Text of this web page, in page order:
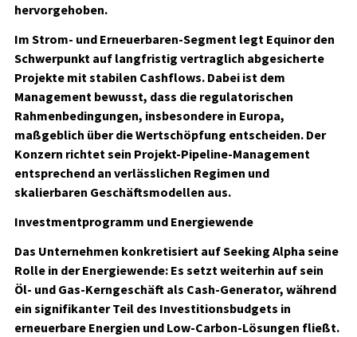
hervorgehoben.
Im Strom- und Erneuerbaren-Segment legt Equinor den
Schwerpunkt auf langfristig vertraglich abgesicherte
Projekte mit stabilen Cashflows. Dabei ist dem
Management bewusst, dass die regulatorischen
Rahmenbedingungen, insbesondere in Europa,
maßgeblich über die Wertschöpfung entscheiden. Der
Konzern richtet sein Projekt-Pipeline-Management
entsprechend an verlässlichen Regimen und
skalierbaren Geschäftsmodellen aus.
Investmentprogramm und Energiewende
Das Unternehmen konkretisiert auf Seeking Alpha seine
Rolle in der Energiewende: Es setzt weiterhin auf sein
Öl- und Gas-Kerngeschäft als Cash-Generator, während
ein signifikanter Teil des Investitionsbudgets in
erneuerbare Energien und Low-Carbon-Lösungen fließt.